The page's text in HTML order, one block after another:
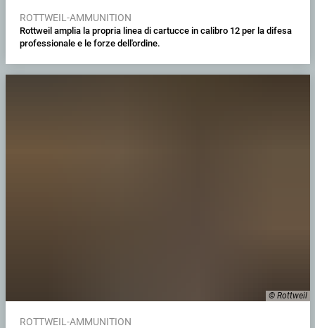
ROTTWEIL-AMMUNITION
Rottweil amplia la propria linea di cartucce in calibro 12 per la difesa
professionale e le forze dell'ordine.
© Rottweil
ROTTWEIL-AMMUNITION